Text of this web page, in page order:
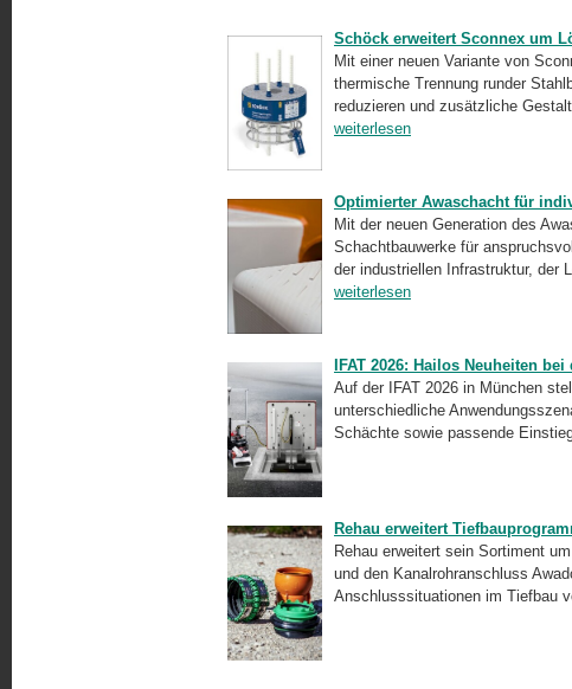
Schöck erweitert Sconnex um
Mit einer neuen Variante von
thermische Trennung runder
reduzieren und zusätzliche
weiterlesen
Optimierter Awaschacht für
Mit der neuen Generation des
Schachtbauwerke für
der industriellen Infrastruktur, der
weiterlesen
IFAT 2026: Hailos Neuheiten
Auf der IFAT 2026 in München
unterschiedliche
Schächte sowie passende
Rehau erweitert
Rehau erweitert sein Sortiment
und den Kanalrohranschluss
Anschlusssituationen im Tiefbau